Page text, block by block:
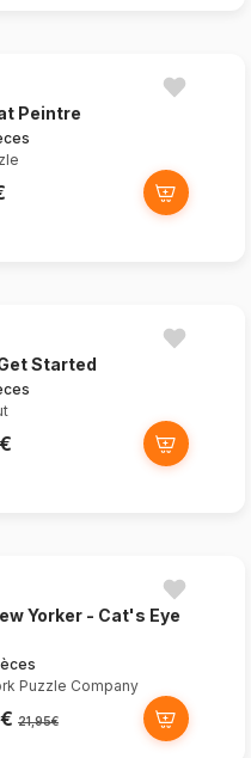
Peintre
Started
Yorker - Cat's Eye
Puzzle Company
21,95€